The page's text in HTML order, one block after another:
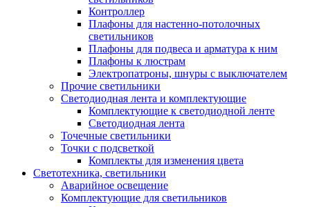
Контроллер
Плафоны для настенно-потолочных
светильников
Плафоны для подвеса и арматура к ним
Плафоны к люстрам
Электропатроны, шнуры с выключателем
Прочие светильники
Светодиодная лента и комплектующие
Комплектующие к светодиодной ленте
Светодиодная лента
Точечные светильники
Точки с подсветкой
Комплекты для изменения цвета
Светотехника, светильники
Аварийное освещение
Комплектующие для светильников